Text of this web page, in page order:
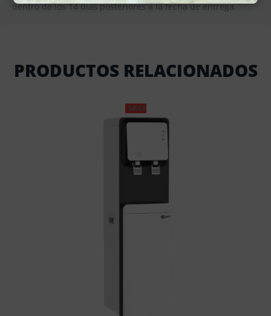
dentro de los 14 días posteriores a la fecha de entrega.
PRODUCTOS RELACIONADOS
SALE